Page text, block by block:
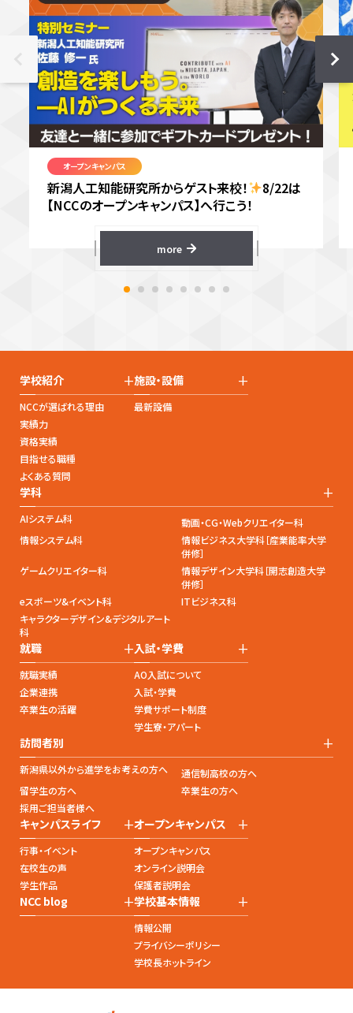
オープンキャンパス
新潟人工知能研究所からゲスト来校！
8/22は
【NCCのオープンキャンパス】へ行こう！
more
学校紹介 +
NCCが選ばれる理由
実績力
資格実績
目指せる職種
よくある質問
施設・設備 +
最新設備
学科 +
AIシステム科
動画・CG・Webクリエイター科
情報システム科
情報ビジネス大学科［産業能率大学
併修］
ゲームクリエイター科
情報デザイン大学科［開志創造大学
併修］
eスポーツ&イベント科
ITビジネス科
キャラクターデザイン&デジタルアート
科
就職 +
就職実績
企業連携
卒業生の活躍
入試・学費 +
AO入試について
入試・学費
学費サポート制度
学生寮・アパート
訪問者別 +
新潟県以外から進学をお考えの方へ
通信制高校の方へ
留学生の方へ
卒業生の方へ
採用ご担当者様へ
キャンパスライフ +
行事・イベント
在校生の声
学生作品
オープンキャンパス +
オープンキャンパス
オンライン説明会
保護者説明会
NCC blog +学校基本情報 +
情報公開
プライバシーポリシー
学校長ホットライン